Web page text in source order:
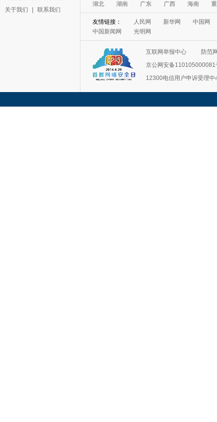
关于我们 联系我们
湖北
湖南 广东 广西 海南
友情链接： 人民网 新华网
中国网
中国新闻网
光明网
互联网举报中心
防范
京公网安备110105000081
12300电信用户申诉受理中